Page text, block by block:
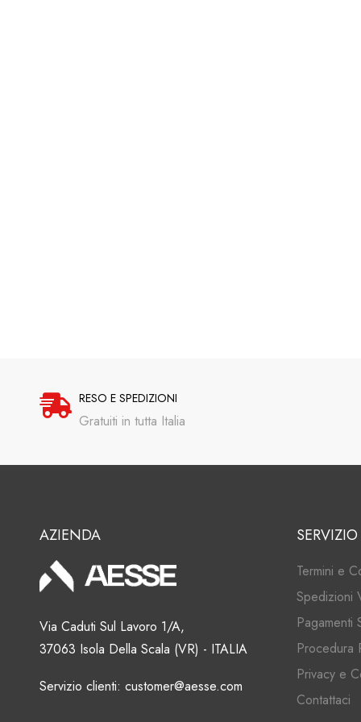
RESO E SPEDIZIONI
Gratuiti in tutta Italia
AZIENDA
Via Caduti Sul Lavoro 1/A,
37063 Isola Della Scala (VR) - ITALIA
Servizio clienti: customer@aesse.com
Termini e
Spedizioni
Pagamenti
Procedura
Privacy e
Contattaci